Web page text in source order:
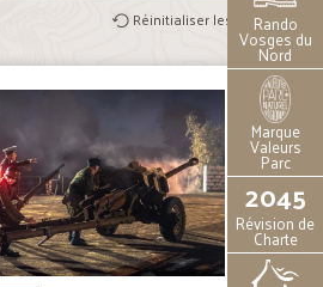
Rando
Vosges du
Nord
Marque
Valeurs
Parc
2045
Révision de
Charte
Réinitialiser les filtres